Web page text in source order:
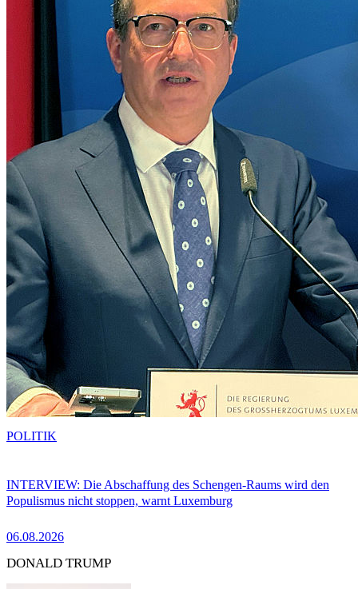
INTERVIEW: Die Abschaffung des Schengen-Raums wird den
Populismus nicht stoppen, warnt Luxemburg
06.08.2026
POLITIK
DONALD TRUMP